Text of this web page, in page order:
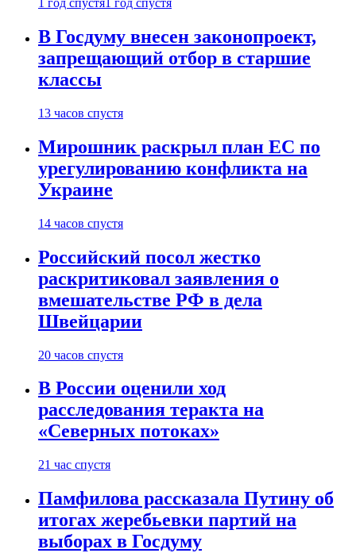
1 год спустя 1 год спустя
В Госдуму внесен законопроект,
запрещающий отбор в старшие
классы
13 часов спустя
Мирошник раскрыл план ЕС по
урегулированию конфликта на
Украине
14 часов спустя
Российский посол жестко
раскритиковал заявления о
вмешательстве РФ в дела
Швейцарии
20 часов спустя
В России оценили ход
расследования теракта на
«Северных потоках»
21 час спустя
Памфилова рассказала Путину об
итогах жеребьевки партий на
выборах в Госдуму